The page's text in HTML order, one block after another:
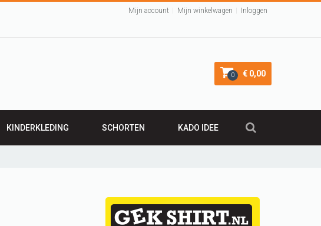
Mijn account Mijn winkelwagen Inloggen
0 € 0,00
KINDERKLEDING SCHORTEN KADO IDEE
VALENTIJNSCADEAU